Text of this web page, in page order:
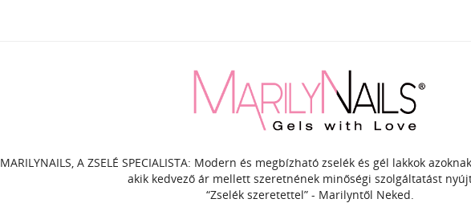
MARILYNAILS, A ZSELÉ SPECIALISTA: Modern és megbízható zselék és gél lakkok
akik kedvező ár mellett szeretnének minőségi szolgáltatást
“Zselék szeretettel” - Marilyntől Neked.